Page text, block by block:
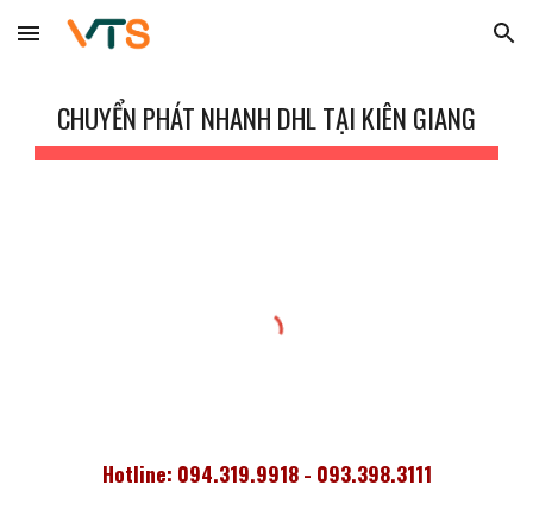
Skip to main content Skip to navigation
CHUYỂN PHÁT NHANH DHL TẠI KIÊN GIANG
Hotline: 094.319.9918 - 093.398.3111